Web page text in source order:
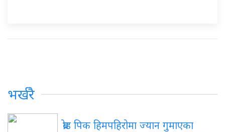
भर्खरै
ब्रोड पिक हिमपहिरोमा ज्यान गुमाएका